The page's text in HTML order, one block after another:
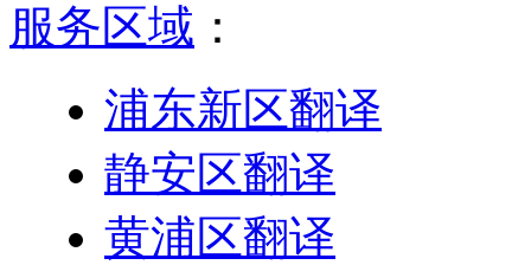
服务区域 ：
浦东新区翻译
静安区翻译
黄浦区翻译